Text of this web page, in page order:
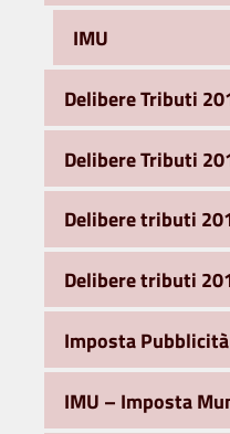
IMU
Delibere Tributi
Delibere Tributi
Delibere tributi
Delibere tributi
Imposta Pubblicità
IMU – Imposta